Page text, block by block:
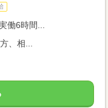
働6時間...
、相...